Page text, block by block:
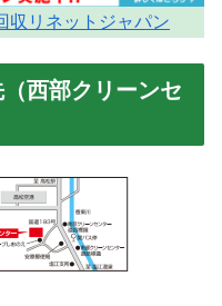
収リネットジャパン
西部クリーンセ